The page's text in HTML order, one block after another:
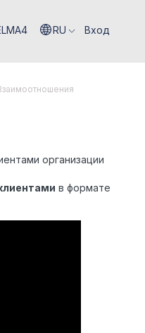
RU Вход
организации
в формате